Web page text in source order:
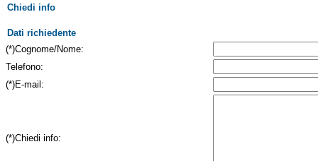
Chiedi info
Dati richiedente
(*)Cognome/Nome:
Telefono:
(*)E-mail:
(*)Chiedi info: